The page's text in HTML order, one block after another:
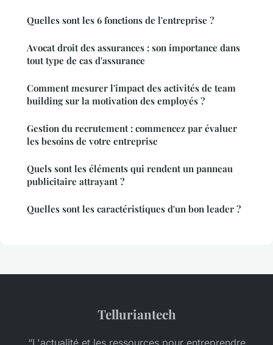
Quelles sont les 6 fonctions de l'entreprise ?
Avocat droit des assurances : son importance dans
tout type de cas d'assurance
Comment mesurer l'impact des activités de team
building sur la motivation des employés ?
Gestion du recrutement : commencez par évaluer
les besoins de votre entreprise
Quels sont les éléments qui rendent un panneau
publicitaire attrayant ?
Quelles sont les caractéristiques d'un bon leader ?
Telluriantech